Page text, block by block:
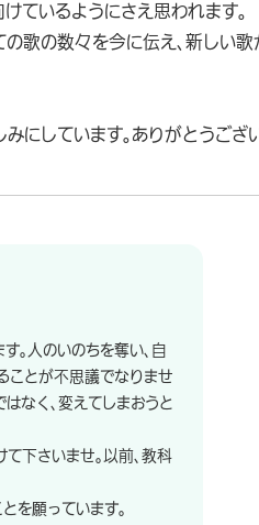
ているようにさえ思われます。
歌の数々を今に伝え、新しい
しています。ありがとうござ
。人のいのちを奪い、自
ことが不思議でなりませ
なく、変えてしまおうと
下さいませ。以前、教科
を願っています。